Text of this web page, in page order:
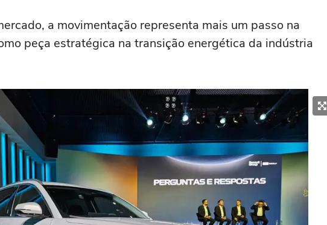
a movimentação representa mais um passo na
peça estratégica na transição energética da indústria